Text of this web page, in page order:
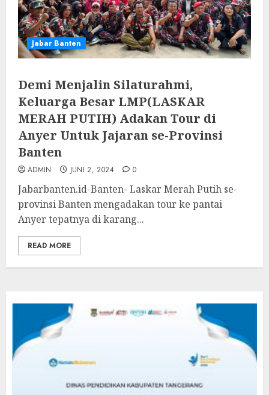
Jabar Banten
Demi Menjalin Silaturahmi,
Keluarga Besar LMP(LASKAR
MERAH PUTIH) Adakan Tour di
Anyer Untuk Jajaran se-Provinsi
Banten
ADMIN JUNI 2, 2024 0
Jabarbanten.id-Banten- Laskar Merah Putih se-
provinsi Banten mengadakan tour ke pantai
Anyer tepatnya di karang...
READ MORE